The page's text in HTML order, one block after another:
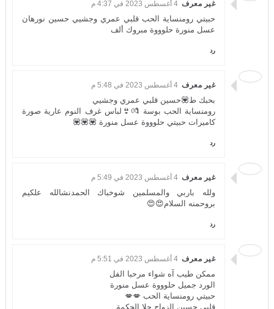
غير معرف 4 أغسطس 2023 في 4:37 م
حبيتي رومنساية الحب قلبي عمري وجشيي حسين نورهان
عسل منورة حلوووة مبروك ألف
رد
غير معرف 4 أغسطس 2023 في 5:48 م
بحبك ط💟حسين قلبي عمري وجشيي
رومنساية الحب بوسة 💏👙لباس غرف النوم عارية صورة
كاميرات حبيتي حلوووة عسل منورة 💟💟💟
رد
غير معرف 4 أغسطس 2023 في 5:49 م
ولله باربي والمسلمين شوخباك الحمدنشالله علكيم
بروحمنه السلام😍😍
رد
غير معرف 4 أغسطس 2023 في 5:51 م
ممكن طيب آه شواء مرحبا الفل
الورد جميل حلوووة عسل منورة
حبيتي رومنساية الحب 💋💋
قلبي حسين الزواج حلا الحكمة